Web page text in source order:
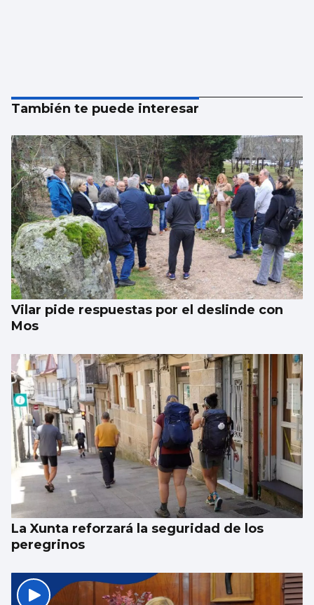
También te puede interesar
Vilar pide respuestas por el deslinde con
Mos
La Xunta reforzará la seguridad de los
peregrinos